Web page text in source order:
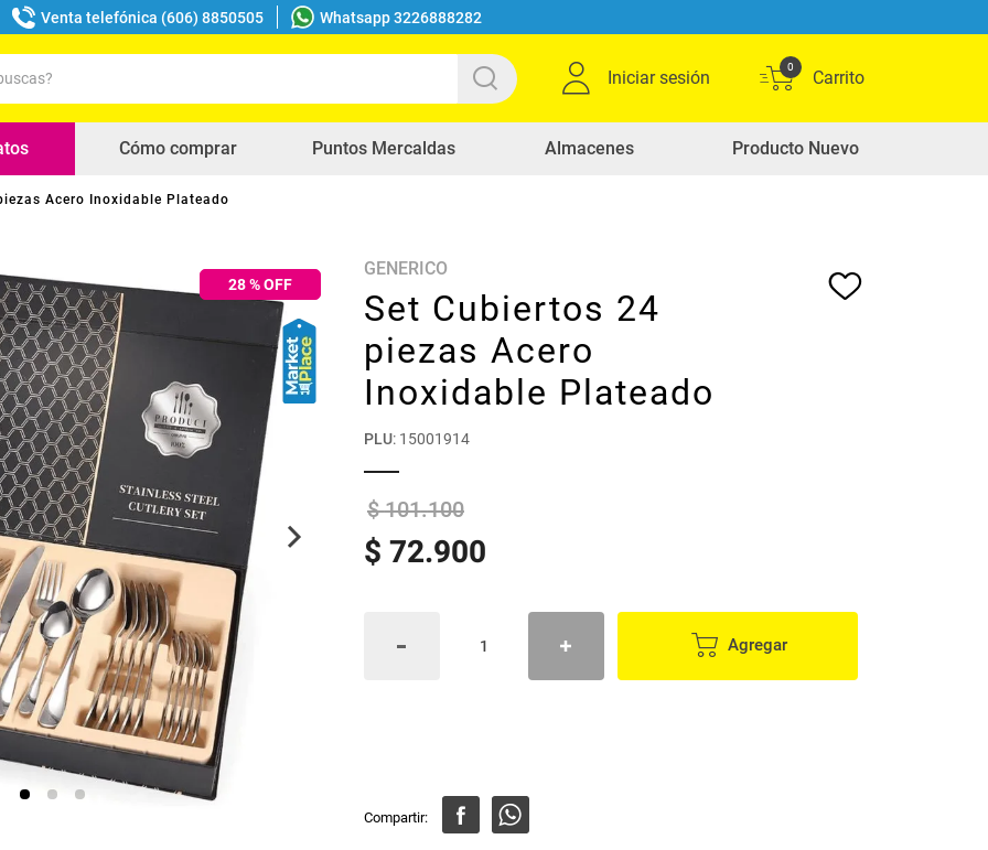
Venta telefónica (606) 8850505 Whatsapp 3226888282
Iniciar sesión
0
Cómo comprar Puntos Mercaldas Almacenes Producto Nuevo
Acero Inoxidable Plateado
28% OFF
GENERICO
Set Cubiertos 24
piezas Acero
Inoxidable Plateado
PLU: 15001914
$ 101.100
$72.900
Agregar
buscados